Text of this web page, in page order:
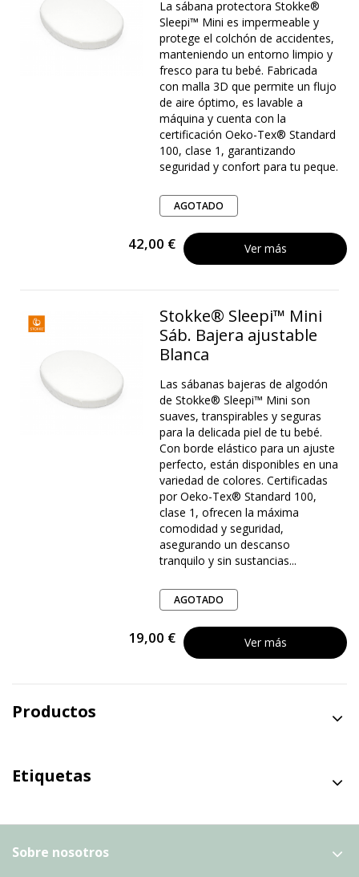
La sábana protectora Stokke®
Sleepi™ Mini es impermeable y
protege el colchón de accidentes,
manteniendo un entorno limpio y
fresco para tu bebé. Fabricada
con malla 3D que permite un flujo
de aire óptimo, es lavable a
máquina y cuenta con la
certificación Oeko-Tex® Standard
100, clase 1, garantizando
seguridad y confort para tu peque.
AGOTADO
42,00 € Ver más
Stokke® Sleepi™ Mini
Sáb. Bajera ajustable
Blanca
Las sábanas bajeras de algodón
de Stokke® Sleepi™ Mini son
suaves, transpirables y seguras
para la delicada piel de tu bebé.
Con borde elástico para un ajuste
perfecto, están disponibles en una
variedad de colores. Certificadas
por Oeko-Tex® Standard 100,
clase 1, ofrecen la máxima
comodidad y seguridad,
asegurando un descanso
tranquilo y sin sustancias...
AGOTADO
19,00 € Ver más
Productos
Etiquetas
Sobre nosotros